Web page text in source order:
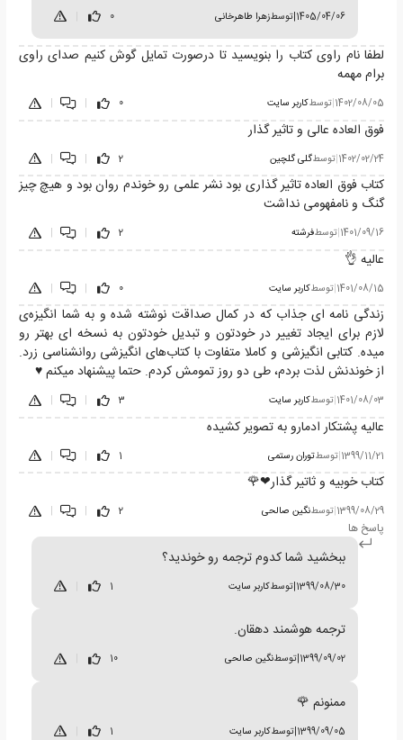
1405/04/06
|توسطزهرا طاهرخانی 0
لطفا نام راوی کتاب را بنویسید تا درصورت تمایل گوش کنیم صدای راوی
برام مهمه
1402/08/05
|توسطکاربر سایت 0
|
|
فوق العاده عالی و تاثیر گذار
1402/02/24
|توسطگلی گلچین 2
|
|
کتاب فوق العاده تاثیر گذاری بود نشر علمی رو خوندم روان بود و هیچ چیز
گنگ و نامفهومی نداشت
1401/09/16
|توسطفرشته 2
|
|
عالیه 👌
1401/08/15
|توسطکاربر سایت 0
|
|
زندگی نامه ای جذاب که در کمال صداقت نوشته شده و به شما انگیزه‌ی
لازم برای ایجاد تغییر در خودتون و تبدیل خودتون به نسخه ای بهتر رو
میده. کتابی انگیزشی و کاملا متفاوت با کتاب‌های انگیزشی روانشناسی زرد.
از خوندنش لذت بردم، طی دو روز تمومش کردم. حتما پیشنهاد میکنم ♥️
1401/08/03
|توسطکاربر سایت 3
|
|
عالیه پشتکار ادمارو به تصویر کشیده
1399/11/21
|توسطتوران رستمی 1
|
|
کتاب خوبیه و ثاتیر گذار❤🌹
1399/08/29
|توسطنگین صالحی 2
|
|
پاسخ ها
ببخشید شما کدوم ترجمه رو خوندید؟
1399/08/30
|توسطکاربر سایت 1
ترجمه هوشمند دهقان.
1399/09/02
|توسطنگین صالحی 10
ممنونم 🌹
1399/09/05
|توسطکاربر سایت 1